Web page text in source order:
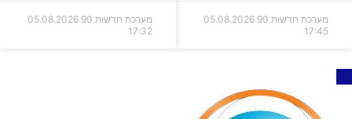
מערכת חדשות 90
05.08.2026
17:45
מערכת חדשות 90
05.08.2026
17:32